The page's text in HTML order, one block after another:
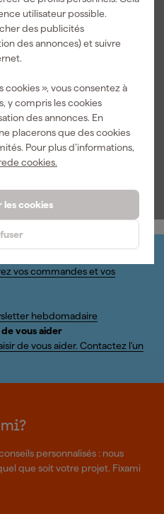
utilisateur possible.
des publicités
des annonces) et suivre
», vous consentez à
y compris les cookies
des annonces. En
placerons que des cookies
Pour plus d’informations,
cookies.
cookies
vos commandes et vos
hebdomadaire
vous aider
de vous aider. Contactez l'un
personnalisés : nous
que soit votre projet. Fixami